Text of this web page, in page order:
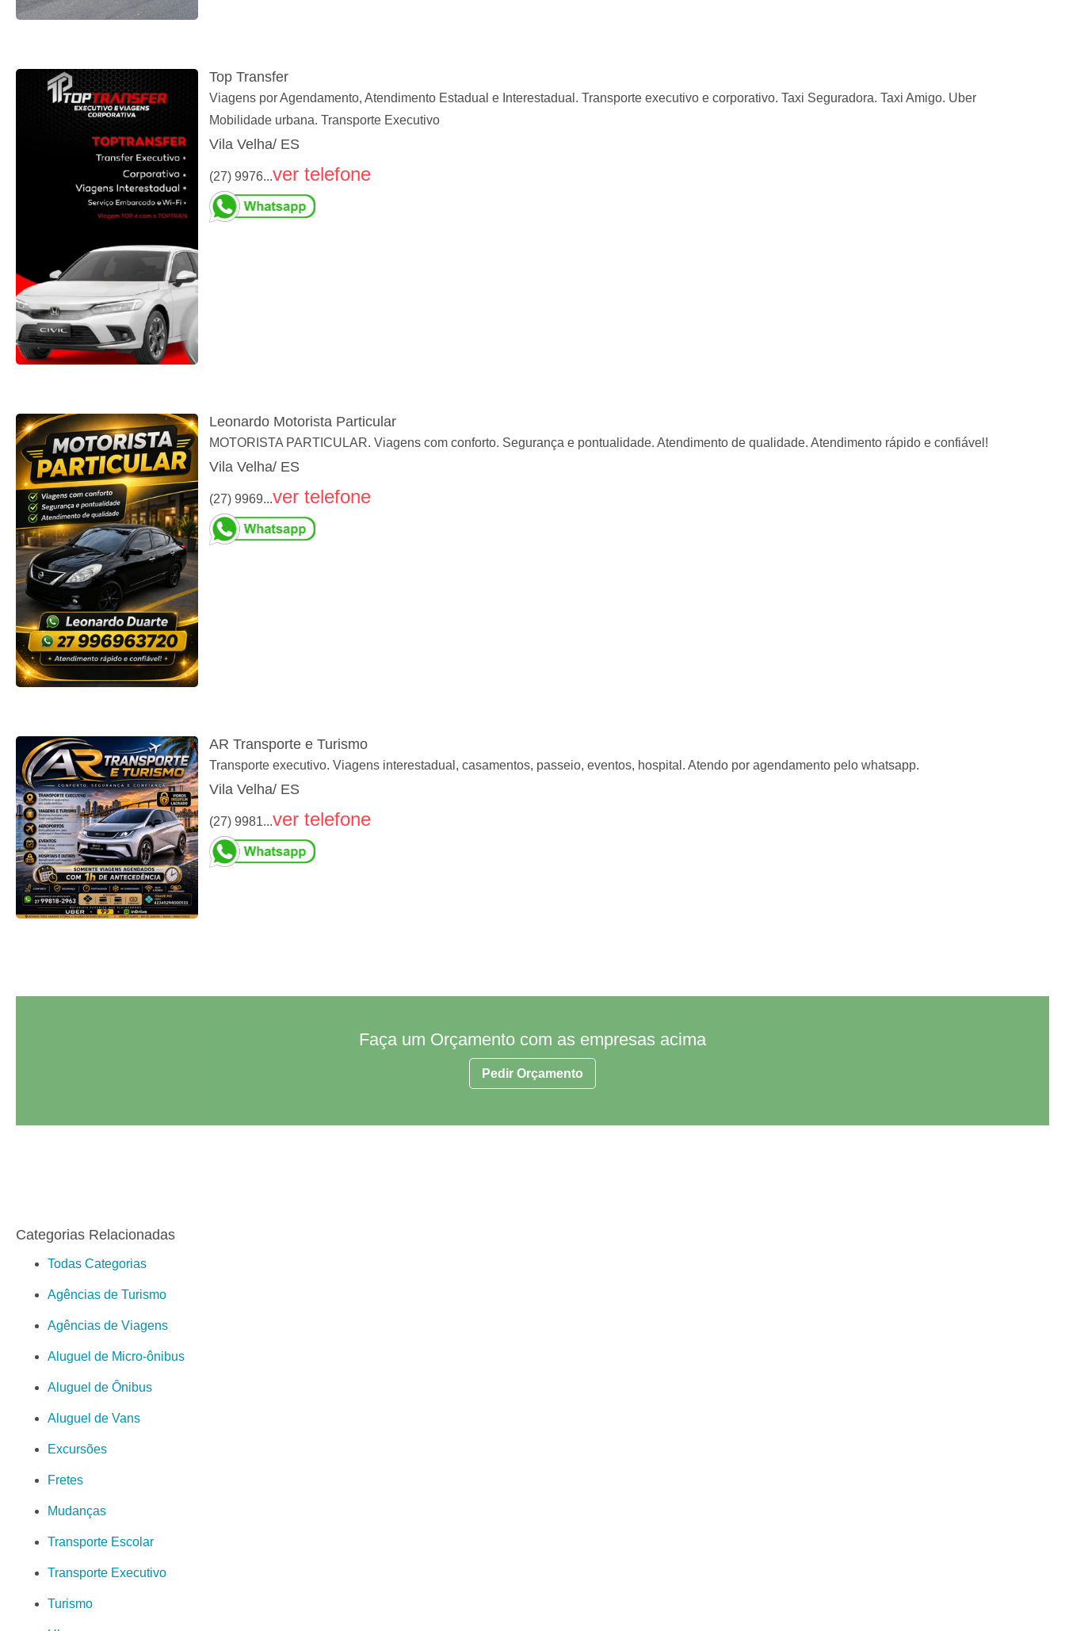
Top Transfer
Viagens por Agendamento, Atendimento Estadual e Interestadual. Transporte executivo e corporativo. Taxi Seguradora. Taxi Amigo. Uber
Mobilidade urbana. Transporte Executivo
Vila Velha/ ES
(27) 9976...ver telefone
Leonardo Motorista Particular
MOTORISTA PARTICULAR. Viagens com conforto. Segurança e pontualidade. Atendimento de qualidade. Atendimento rápido e confiável!
Vila Velha/ ES
(27) 9969...ver telefone
AR Transporte e Turismo
Transporte executivo. Viagens interestadual, casamentos, passeio, eventos, hospital. Atendo por agendamento pelo whatsapp.
Vila Velha/ ES
(27) 9981...ver telefone
Faça um Orçamento com as empresas acima
Pedir Orçamento
Categorias Relacionadas
Todas Categorias
Agências de Turismo
Agências de Viagens
Aluguel de Micro-ônibus
Aluguel de Ônibus
Aluguel de Vans
Excursões
Fretes
Mudanças
Transporte Escolar
Transporte Executivo
Turismo